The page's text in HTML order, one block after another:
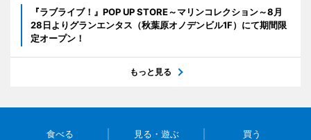
『ラブライブ！』POP UP STORE～マリンコレクション～8月
28日よりグランエンタス（秋葉原オノデンビル1F）にて期間限
定オープン！
もっと見る
食べる 見る・遊ぶ 買う